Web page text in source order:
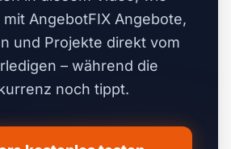
AngebotFIX Angebote,
und Projekte direkt vom
– während die
noch tippt.